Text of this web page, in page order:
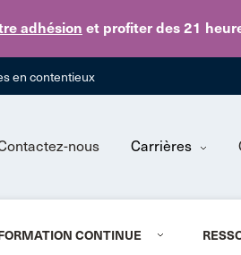
adhésion et profiter des 21
Skip to main
en contentieux
nous Carrières
CONTINUE